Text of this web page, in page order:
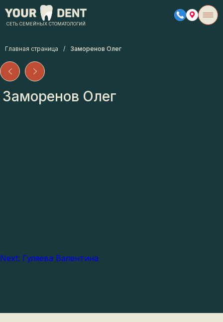
СЕТЬ СЕМЕЙНЫХ СТОМАТОЛОГИЙ
Главная страница / Заморенов Олег
Заморенов Олег
Навигация
Next: Гуляева Валентина